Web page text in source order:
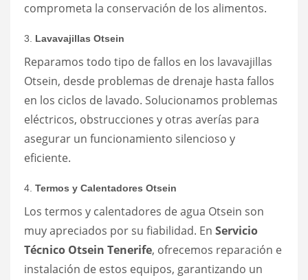
comprometa la conservación de los alimentos.
3. Lavavajillas Otsein
Reparamos todo tipo de fallos en los lavavajillas
Otsein, desde problemas de drenaje hasta fallos
en los ciclos de lavado. Solucionamos problemas
eléctricos, obstrucciones y otras averías para
asegurar un funcionamiento silencioso y
eficiente.
4. Termos y Calentadores Otsein
Los termos y calentadores de agua Otsein son
muy apreciados por su fiabilidad. En Servicio
Técnico Otsein Tenerife, ofrecemos reparación e
instalación de estos equipos, garantizando un